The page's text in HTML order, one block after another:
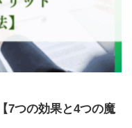
7つの効果と4つの魔